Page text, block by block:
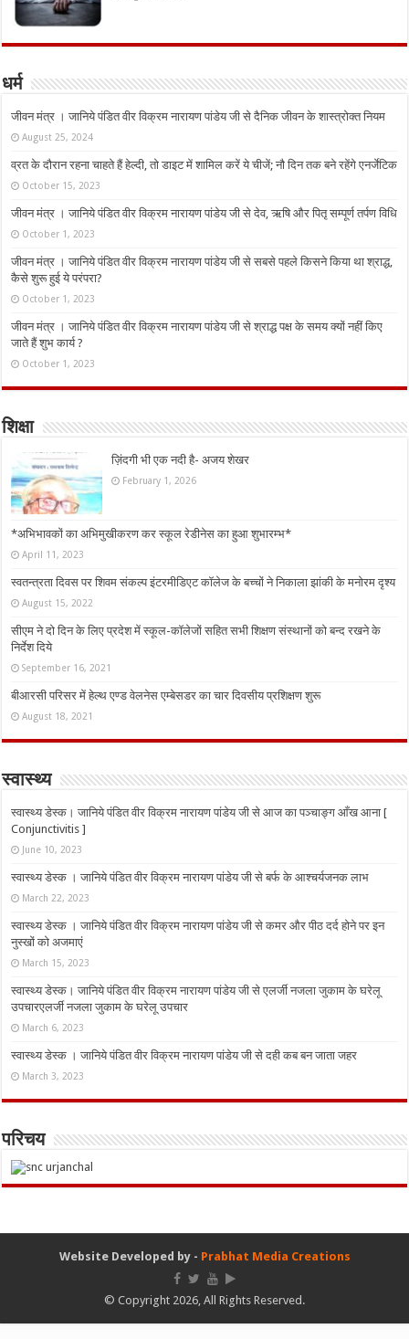
धर्म
जीवन मंत्र । जानिये पंडित वीर विक्रम नारायण पांडेय जी से दैनिक जीवन के शास्त्रोक्त नियम
August 25, 2024
व्रत के दौरान रहना चाहते हैं हेल्दी, तो डाइट में शामिल करें ये चीजें; नौ दिन तक बने रहेंगे एनर्जेटिक
October 15, 2023
जीवन मंत्र । जानिये पंडित वीर विक्रम नारायण पांडेय जी से देव, ऋषि और पितृ सम्पूर्ण तर्पण विधि
October 1, 2023
जीवन मंत्र । जानिये पंडित वीर विक्रम नारायण पांडेय जी से सबसे पहले किसने किया था श्राद्ध,
कैसे शुरू हुई ये परंपरा?
October 1, 2023
जीवन मंत्र । जानिये पंडित वीर विक्रम नारायण पांडेय जी से श्राद्ध पक्ष के समय क्यों नहीं किए
जाते हैं शुभ कार्य ?
October 1, 2023
शिक्षा
ज़िंदगी भी एक नदी है- अजय शेखर
February 1, 2026
*अभिभावकों का अभिमुखीकरण कर स्कूल रेडीनेस का हुआ शुभारम्भ*
April 11, 2023
स्वतन्त्रता दिवस पर शिवम संकल्प इंटरमीडिएट कॉलेज के बच्चों ने निकाला झांकी के मनोरम दृश्य
August 15, 2022
सीएम ने दो दिन के लिए प्रदेश में स्कूल-कॉलेजों सहित सभी शिक्षण संस्थानों को बन्द रखने के
निर्देश दिये
September 16, 2021
बीआरसी परिसर में हेल्थ एण्ड वेलनेस एम्बेसडर का चार दिवसीय प्रशिक्षण शुरू
August 18, 2021
स्वास्थ्य
स्वास्थ्य डेस्क। जानिये पंडित वीर विक्रम नारायण पांडेय जी से आज का पञ्चाङ्ग आँख आना [
Conjunctivitis ]
June 10, 2023
स्वास्थ्य डेस्क । जानिये पंडित वीर विक्रम नारायण पांडेय जी से बर्फ के आश्चर्यजनक लाभ
March 22, 2023
स्वास्थ्य डेस्क । जानिये पंडित वीर विक्रम नारायण पांडेय जी से कमर और पीठ दर्द होने पर इन
नुस्‍खों को अजमाएं
March 15, 2023
स्वास्थ्य डेस्क। जानिये पंडित वीर विक्रम नारायण पांडेय जी से एलर्जी नजला जुकाम के घरेलू
उपचारएलर्जी नजला जुकाम के घरेलू उपचार
March 6, 2023
स्वास्थ्य डेस्क । जानिये पंडित वीर विक्रम नारायण पांडेय जी से दही कब बन जाता जहर
March 3, 2023
परिचय
Website Developed by - Prabhat Media Creations
© Copyright 2026, All Rights Reserved.